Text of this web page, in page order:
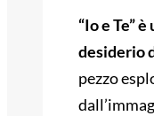
“Io e Te”
desiderio
pezzo